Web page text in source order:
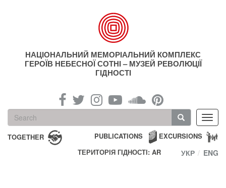
НАЦІОНАЛЬНИЙ МЕМОРІАЛЬНИЙ КОМПЛЕКС
ГЕРОЇВ НЕБЕСНОЇ СОТНІ – МУЗЕЙ РЕВОЛЮЦІЇ
ГІДНОСТІ
Search
form
Search
TOGETHER EXCURSIONS
PUBLICATIONS
ТЕРИТОРІЯ ГІДНОСТІ: AR
УКР ENG